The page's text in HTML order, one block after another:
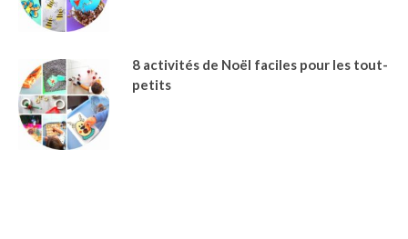
8 activités de Noël faciles pour les tout-
petits